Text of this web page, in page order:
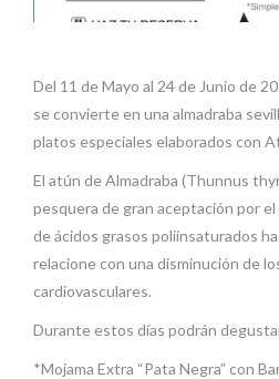
Del 11 de Mayo al 24 de Junio de
se convierte en una almadraba
platos especiales elaborados con
El atún de Almadraba (Thunnus
pesquera de gran aceptación por
de ácidos grasos poliinsaturados
relacione con una disminución de
cardiovasculares.
Durante estos días podrán
*Mojama Extra “Pata Negra” con